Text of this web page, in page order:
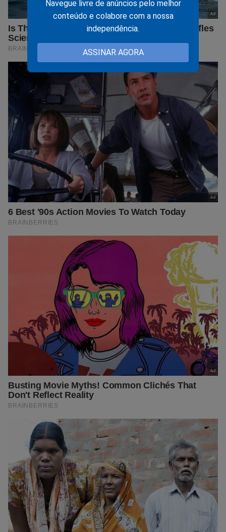
Navegue livre de anúncios pelo melhor
conteúdo e colabore com a nossa
independência.
ASSINAR AGORA